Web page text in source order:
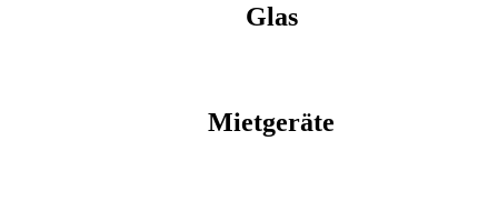
Glas
Mietgeräte